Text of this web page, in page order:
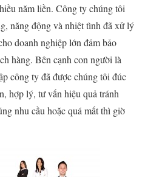
năm liền. Công ty chúng tôi
năng động và nhiệt tình đã xử lý
doanh nghiệp lớn đảm bảo
hàng. Bên cạnh con người là
công ty đã được chúng tôi đúc
hợp lý, tư vấn hiệu quả tránh
nhu cầu hoặc quá mất thì giờ